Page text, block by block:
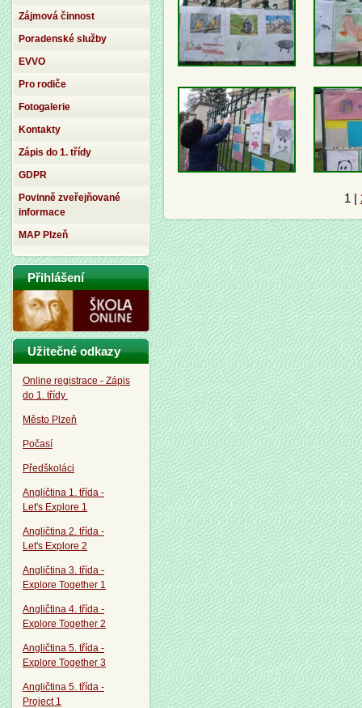
1 |
Zájmová činnost
Poradenské služby
EVVO
Pro rodiče
Fotogalerie
Kontakty
Zápis do 1. třídy
GDPR
Povinně zveřejňované
informace
MAP Plzeň
Přihlášení
Užitečné odkazy
Online registrace - Zápis
do 1. třídy
Město Plzeň
Počasí
Předškoláci
Angličtina 1. třída -
Let's Explore 1
Angličtina 2. třída -
Let's Explore 2
Angličtina 3. třída -
Explore Together 1
Angličtina 4. třída -
Explore Together 2
Angličtina 5. třída -
Explore Together 3
Angličtina 5. třída -
Project 1